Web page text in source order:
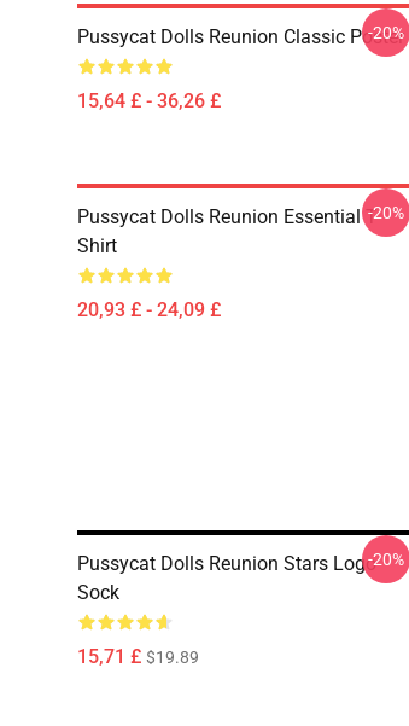
Pussycat Dolls Reunion Classic Poster
15,64 £ - 36,26 £
-20%
Pussycat Dolls Reunion Essential T-
Shirt
20,93 £ - 24,09 £
-20%
Pussycat Dolls Reunion Stars Logo
Sock
15,71 £ $19.89
-20%